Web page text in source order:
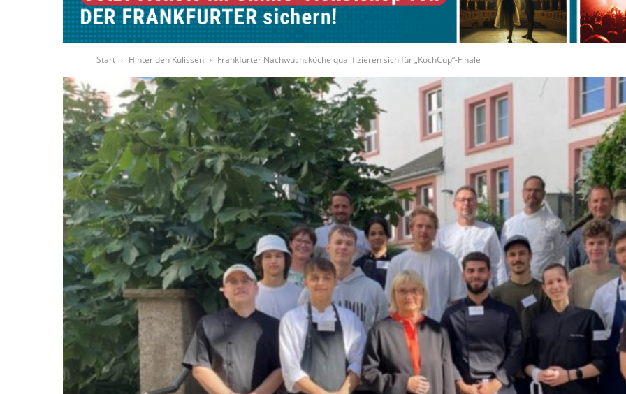
Frankfurter
Start Hinter den Kulissen Frankfurter Nachwuchsköche qualifizieren sich für „KochCup“-Finale